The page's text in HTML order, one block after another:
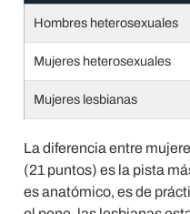
Hombres heterosexuales
Mujeres heterosexuales
Mujeres lesbianas
La diferencia entre
(21 puntos) es la pista
es anatómico, es de